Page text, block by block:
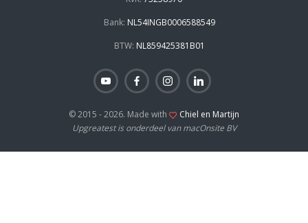
Bank: NL54INGB0006588549
BTW: NL859425381B01
© 2015 - 2026. Made with
Chiel en Martijn
Upgreatest is onderdeel van macOnsite BV